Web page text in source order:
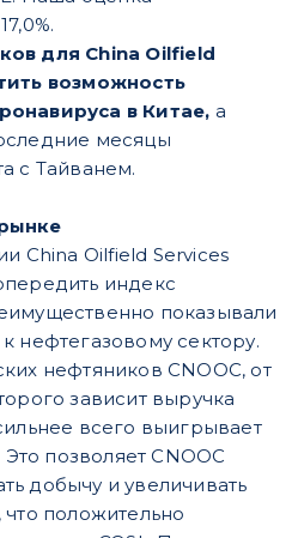
для China Oilfield
возможность
в Китае, а
месяцы
с Тайванем.
China Oilfield Services
индекс
показывали
нефтегазовому сектору.
нефтяников CNOOC, от
зависит выручка
всего выигрывает
позволяет CNOOC
добычу и увеличивать
положительно